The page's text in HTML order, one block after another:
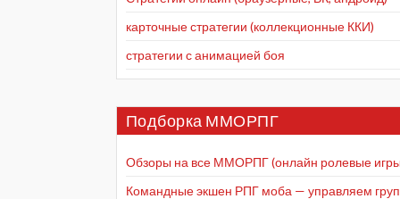
карточные стратегии (коллекционные ККИ)
стратегии с анимацией боя
Подборка ММОРПГ
Обзоры на все ММОРПГ (онлайн ролевые
Командные экшен РПГ моба — управляем